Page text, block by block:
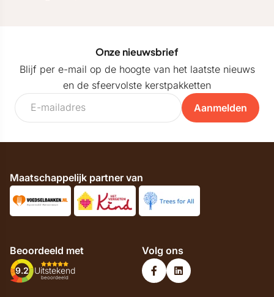
Onze nieuwsbrief
Blijf per e-mail op de hoogte van het laatste nieuws
en de sfeervolste kerstpakketten
Aanmelden
Maatschappelijk partner van
Beoordeeld met
9.2 Uitstekend
beoordeeld
Volg ons